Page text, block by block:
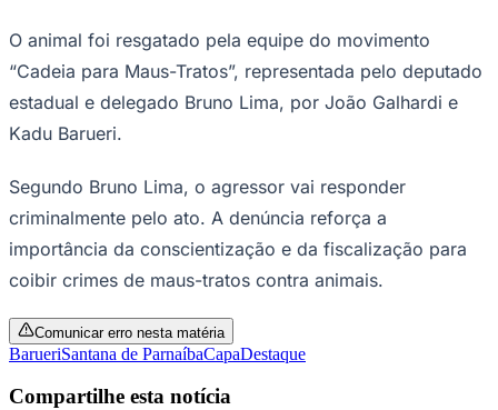
Brasileirão Série A
Brasileirão Série B
Paulistão
Copa do Brasil
Libertadores
Sul-Americana
Champions League
Premier League
La Liga
Bundesliga
O animal foi resgatado pela equipe do movimento
“Cadeia para Maus-Tratos”, representada pelo deputado
estadual e delegado Bruno Lima, por João Galhardi e
Kadu Barueri.
Segundo Bruno Lima, o agressor vai responder
criminalmente pelo ato. A denúncia reforça a
importância da conscientização e da fiscalização para
coibir crimes de maus-tratos contra animais.
Comunicar erro nesta matéria
BarueriSantana de ParnaíbaCapaDestaque
Compartilhe esta notícia